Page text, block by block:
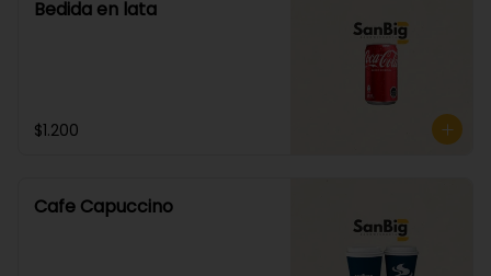
Bedida en lata
$1.200
Cafe Capuccino